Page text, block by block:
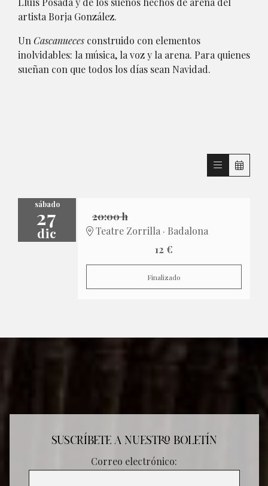
artista Borja González.
Un Cascanueces construido con elementos
inolvidables: la música, la voz y la arena. Para quienes
sueñan con que todos los días sean Navidad.
sábado
27
dic
20:00 h
Teatre Zorrilla · Badalona
12 €
Finalizado
SUSCRÍBETE A NUESTRO BOLETÍN
Correo electrónico: